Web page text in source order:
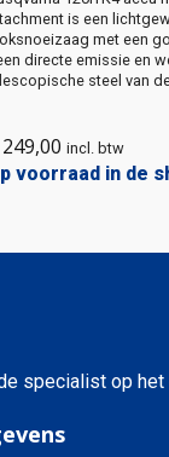
is een
met een
directe emissie en
steel van de
249,00 incl. btw
voorraad in de
specialist op het